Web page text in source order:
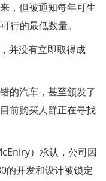
，但被通知每年可生
行的最低数量。
并没有立即取得成
的汽车，甚至颁发了
前购买人群正在寻找
）承认，公司因
的开发和设计被锁定